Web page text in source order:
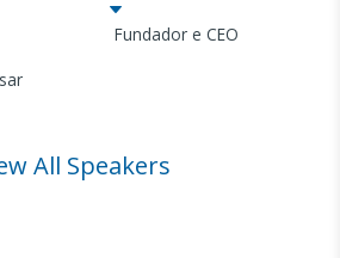
Fundador e CEO
All Speakers